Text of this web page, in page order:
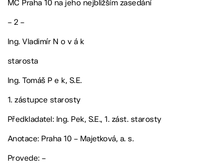
MČ Praha 10 na jeho nejbližším zasedání
– 2 –
Ing. Vladimír N o v á k
starosta
Ing. Tomáš P e k, S.E.
1. zástupce starosty
Předkladatel: Ing. Pek, S.E., 1. zást. starosty
Anotace: Praha 10 – Majetková, a. s.
Provede: –